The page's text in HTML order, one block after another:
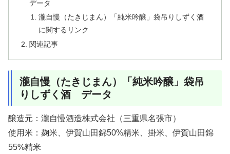
データ
瀧自慢（たきじまん）「純米吟醸」袋吊りしずく酒
に関するリンク
関連記事
瀧自慢（たきじまん）「純米吟醸」袋吊
りしずく酒 データ
醸造元：瀧自慢酒造株式会社（三重県名張市）
使用米：麹米、伊賀山田錦50%精米、掛米、伊賀山田錦
55%精米